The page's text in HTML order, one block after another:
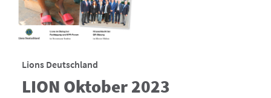
Lions Deutschland
LION Oktober 2023